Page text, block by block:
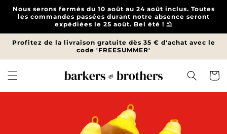
passer
au
Nous serons fermés du 10 août au 24 août inclus. Toutes
les commandes passées durant notre absence seront
expédiées le 25 août. Bel été ! ⛱️
Profitez de la livraison gratuite dès 35 € d'achat avec le
code 'FREESUMMER'
Panier